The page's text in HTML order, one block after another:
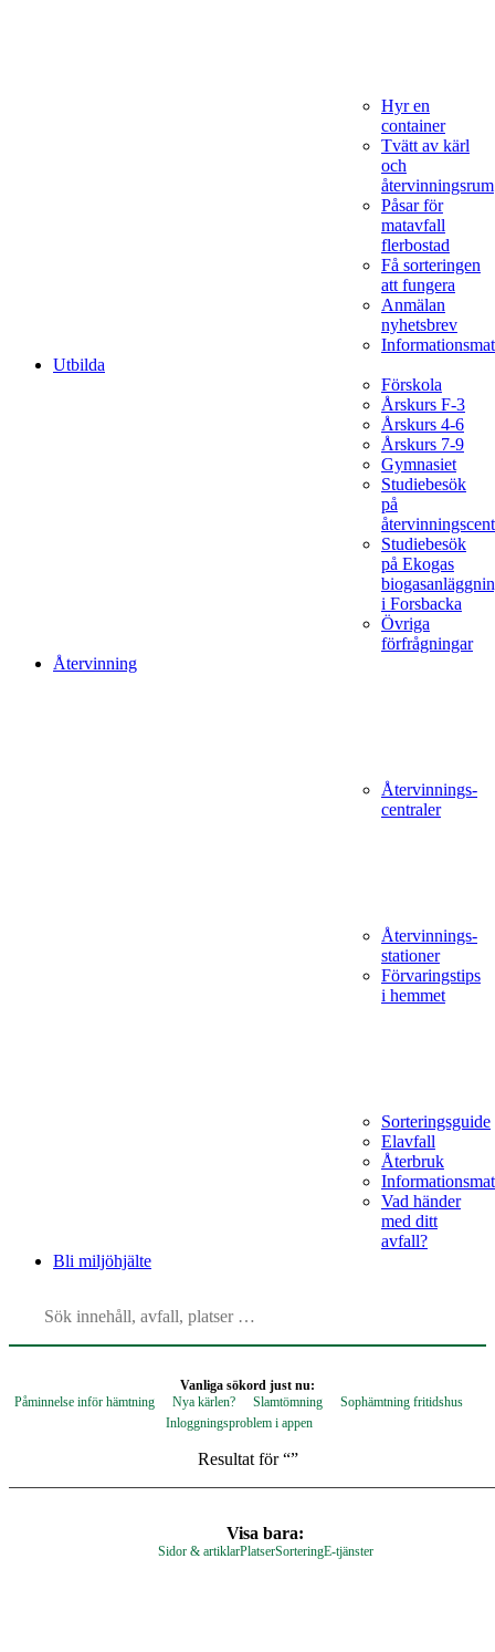
Hyr en
container
Tvätt av kärl
och
återvinningsrum
Påsar för
matavfall
flerbostad
Få sorteringen
att fungera
Anmälan
nyhetsbrev
Utbilda
Förskola
Årskurs F-3
Årskurs 4-6
Årskurs 7-9
Gymnasiet
Studiebesök
på
Studiebesök
på Ekogas
i Forsbacka
Övriga
förfrågningar
Återvinning
Återvinnings­
centraler
Återvinnings­
stationer
Förvaringstips
i hemmet
Sorteringsguide
Elavfall
Återbruk
Vad händer
med ditt
avfall?
Bli miljöhjälte
Vanliga sökord just nu:
Påminnelse inför hämtning
Nya kärlen? Slamtömning
Sophämtning fritidshus
Inloggningsproblem i appen
Resultat för “”
Visa bara:
Sidor & artiklarPlatserSorteringE-tjänster